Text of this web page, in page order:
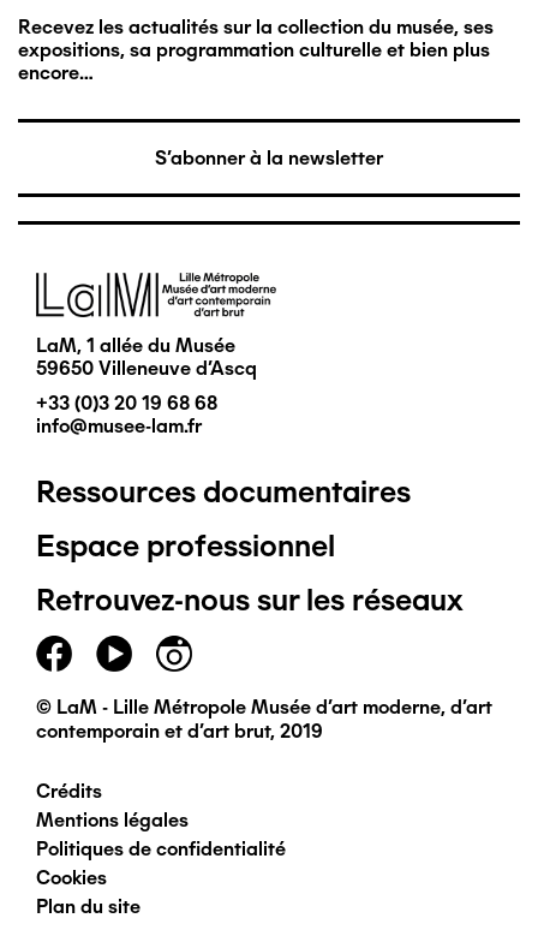
Recevez les actualités sur la collection du musée, ses
expositions, sa programmation culturelle et bien plus
encore…
S'abonner à la newsletter
Image
LaM, 1 allée du Musée
59650 Villeneuve d'Ascq
+33 (0)3 20 19 68 68
info@musee-lam.fr
Pied
de
page
principal
Ressources documentaires
Espace professionnel
Retrouvez-nous sur les réseaux
© LaM - Lille Métropole Musée d'art moderne, d'art
contemporain et d'art brut, 2019
Pied
de
Crédits
Mentions légales
Politiques de confidentialité
Cookies
Plan du site